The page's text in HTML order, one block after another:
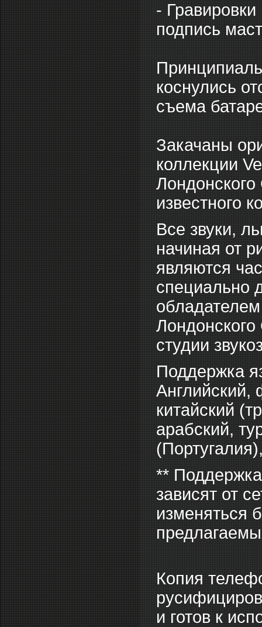
-
подпись
коснулись
съема
Закачаны
коллекции
известного
Все звуки,
начиная от
являются
специально
студии
Поддержка
Английский,
китайский
арабский,
**
зависят от
изменяться
Копия
и готов к